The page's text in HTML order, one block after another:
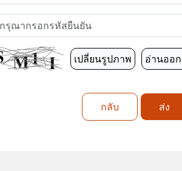
เปลี่ยนรูปภาพ อ่านออก
กลับ ส่ง